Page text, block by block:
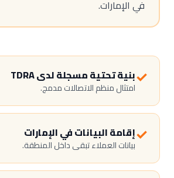
في الإمارات.
✓بنية تحتية مسجلة لدى TDRA
امتثال منظم الاتصالات مدمج.
✓إقامة البيانات في الإمارات
بيانات العملاء تبقى داخل المنطقة.